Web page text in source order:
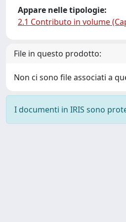
Appare nelle tipologie:
2.1 Contributo in volume
File in questo prodotto:
Non ci sono file associati a
I documenti in IRIS sono